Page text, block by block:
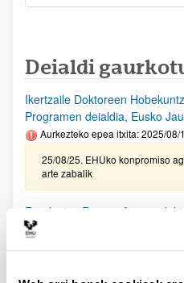
Deialdi
Ikertzaile Doktoreen
Programen deialdia, Eusko
Aurkezteko epea itxita: 2025/
25/08/25. EHUko konpromiso
arte zabalik
Fundacion Ramon Areces
(Bizitza eta Materiaren
2025/10/02 23:59)